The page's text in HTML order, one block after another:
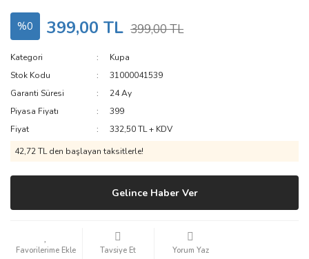
%0 399,00 TL 399,00 TL
Kategori
Kupa
Stok Kodu
31000041539
Garanti Süresi
24 Ay
Piyasa Fiyatı
399
Fiyat
332,50 TL + KDV
42,72 TL den başlayan taksitlerle!
Gelince Haber Ver
Tavsiye Et Yorum Yaz